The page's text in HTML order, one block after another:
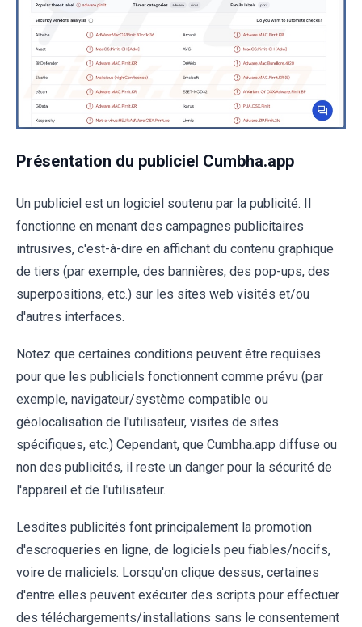
Présentation du publiciel Cumbha.app
Un publiciel est un logiciel soutenu par la publicité. Il
fonctionne en menant des campagnes publicitaires
intrusives, c'est-à-dire en affichant du contenu graphique
de tiers (par exemple, des bannières, des pop-ups, des
superpositions, etc.) sur les sites web visités et/ou
d'autres interfaces.
Notez que certaines conditions peuvent être requises
pour que les publiciels fonctionnent comme prévu (par
exemple, navigateur/système compatible ou
géolocalisation de l'utilisateur, visites de sites
spécifiques, etc.) Cependant, que Cumbha.app diffuse ou
non des publicités, il reste un danger pour la sécurité de
l'appareil et de l'utilisateur.
Lesdites publicités font principalement la promotion
d'escroqueries en ligne, de logiciels peu fiables/nocifs,
voire de maliciels. Lorsqu'on clique dessus, certaines
d'entre elles peuvent exécuter des scripts pour effectuer
des téléchargements/installations sans le consentement